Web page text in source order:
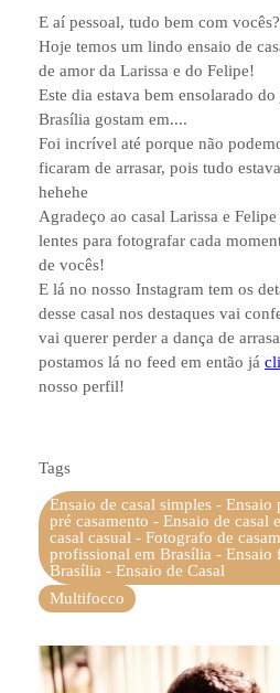
E aí pessoal, tudo bem com vocês?
Hoje temos um lindo ensaio de
de amor da Larissa e do Felipe!
Este dia estava bem ensolarado
Brasília gostam em....
Foi incrível até porque não
ficaram de arrasar, pois tudo
hehehe
Agradeço ao casal Larissa e
lentes para fotografar cada
de vocês!
E lá no nosso Instagram tem os
desse casal nos destaques vai
vai querer perder a dança de
postamos lá no feed em então já
nosso perfil!
Tags
Ensaio de casal simples -
pré casamento - Ensaio de casal
casal casual - Fotografo de
profissional em Brasília - Ensaio
Brasília - Ensaio de Casal
Multifocco